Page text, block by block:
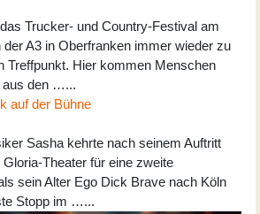
Trucker- und Country-Festival am
der A3 in Oberfranken immer wieder zu
Treffpunkt. Hier kommen Menschen
aus den …...
auf der Bühne
Sasha kehrte nach seinem Auftritt
Theater für eine zweite
sein Alter Ego Dick Brave nach Köln
Stopp im …...